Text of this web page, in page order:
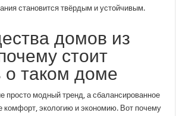
становится твёрдым и устойчивым.
домов из
стоит
о таком доме
просто модный тренд, а сбалансированное
экологию и экономию. Вот почему